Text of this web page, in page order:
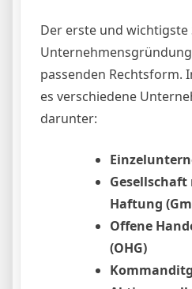
Der erste und
passenden Rechtsform.
es verschiedene
darunter:
Haftung
Offene
(OHG)